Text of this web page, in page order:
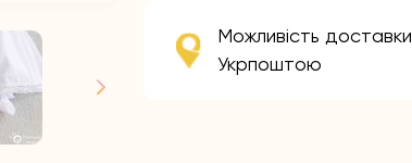
Можливість доставки
Укрпоштою